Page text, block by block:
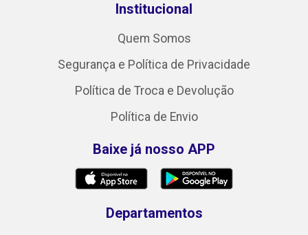
Institucional
Quem Somos
Segurança e Política de Privacidade
Política de Troca e Devolução
Política de Envio
Baixe já nosso APP
Departamentos